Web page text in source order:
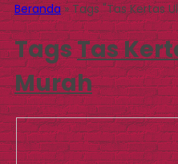
Beranda»Tags "Tas Kertas
TagsTas
Murah